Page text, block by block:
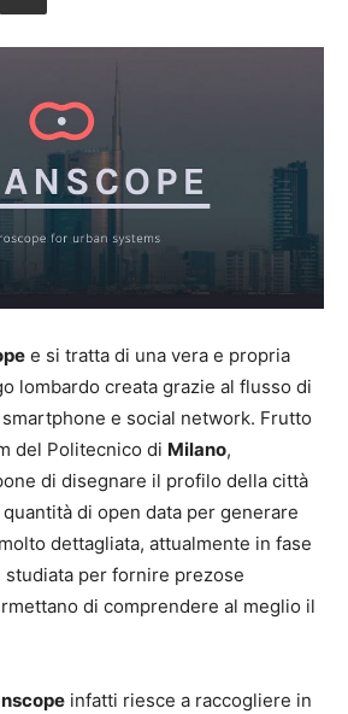
e si tratta di una vera e propria
lombardo creata grazie al flusso di
e social network. Frutto
del Politecnico di Milano,
di disegnare il profilo della città
di open data per generare
dettagliata, attualmente in fase
per fornire prezose
di comprendere al meglio il
infatti riesce a raccogliere in